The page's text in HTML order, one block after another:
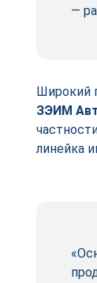
—
Широкий
ЗЭИМ
линейка